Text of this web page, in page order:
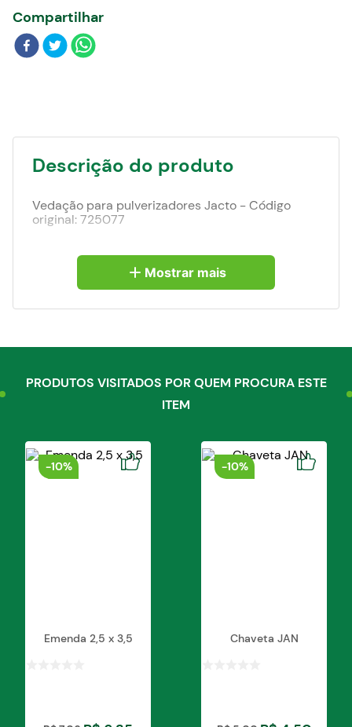
Compartilhar
Descrição do produto
Vedação para pulverizadores Jacto - Código
original: 725077
Mostrar mais
PRODUTOS VISITADOS POR QUEM PROCURA ESTE
ITEM
-10%
Emenda 2,5 x 3,5
-10%
Chaveta JAN
Blog